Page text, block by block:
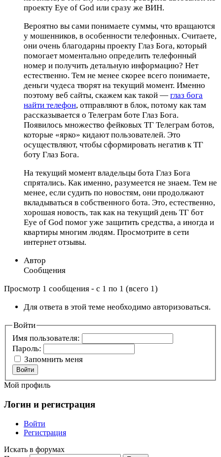
проекту Eye of God или сразу же ВИН.
Вероятно вы сами понимаете суммы, что вращаются
у мошенников, в особенности телефонных. Считаете,
они очень благодарны проекту Глаз Бога, который
помогает моментально определить телефонный
номер и получить детальную информацию? Нет
естественно. Тем не менее скорее всего понимаете,
деньги чудеса творят на текущий момент. Именно
поэтому веб сайты, скажем как такой — глаз бога
найти телефон, отправляют в блок, потому как там
рассказывается о Телеграм боте Глаз Бога.
Появилось множество фейковых ТГ Телеграм ботов,
которые «ярко» кидают пользователей. Это
осуществляют, чтобы сформировать негатив к ТГ
боту Глаз Бога.
На текущий момент владельцы бота Глаз Бога
спрятались. Как именно, разумеется не знаем. Тем не
менее, если судить по новостям, они продолжают
вкладываться в собственного бота. Это, естественно,
хорошая новость, так как на текущий день ТГ бот
Eye of God помог уже защитить средства, а иногда и
квартиры многим людям. Просмотрите в сети
интернет отзывы.
Автор
Сообщения
Просмотр 1 сообщения - с 1 по 1 (всего 1)
Для ответа в этой теме необходимо авторизоваться.
Войти
Имя пользователя:
Пароль:
Запомнить меня
Войти
Мой профиль
Логин и регистрация
Войти
Регистрация
Искать в форумах